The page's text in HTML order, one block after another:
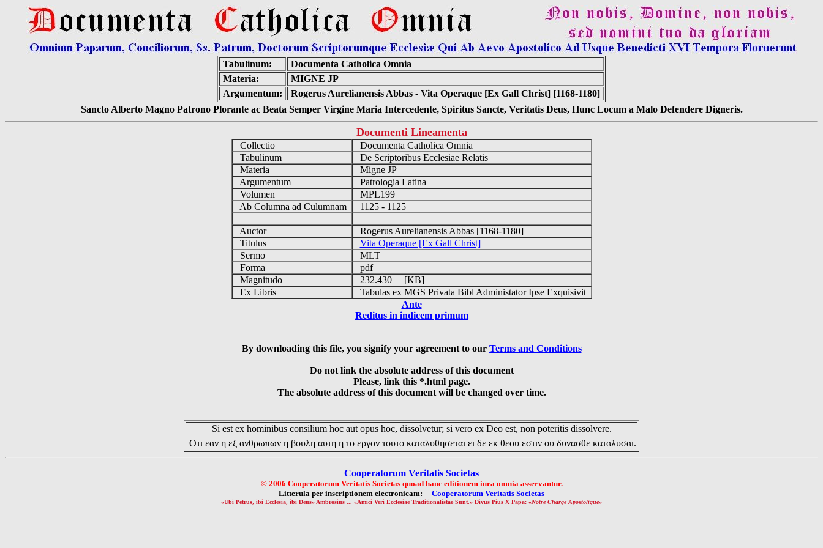
Tabulinum:
Documenta Catholica Omnia
Materia:
MIGNE JP
Argumentum:
Rogerus Aurelianensis Abbas - Vita Operaque [Ex Gall Christ] [1168-1180]
Sancto Alberto Magno Patrono Plorante ac Beata Semper Virgine Maria Intercedente, Spiritus Sancte, Veritatis Deus, Hunc Locum a Malo Defendere Digneris.
Documenti Lineamenta
Collectio
Documenta Catholica Omnia
Tabulinum
De Scriptoribus Ecclesiae Relatis
Materia
Migne JP
Argumentum
Patrologia Latina
Volumen
MPL199
Ab Columna ad Culumnam
1125 - 1125
Auctor
Rogerus Aurelianensis Abbas [1168-1180]
Titulus
Vita Operaque [Ex Gall Christ]
Sermo
MLT
Forma
pdf
Magnitudo
232.430 [KB]
Ex Libris
Tabulas ex MGS Privata Bibl Administator Ipse Exquisivit
Ante
Reditus in indicem primum
By downloading this file, you signify your agreement to our Terms and Conditions
Do not link the absolute address of this document
Please, link this *.html page.
The absolute address of this document will be changed over time.
Si est ex hominibus consilium hoc aut opus hoc, dissolvetur; si vero ex Deo est, non poteritis dissolvere.
Οτι εαν η εξ ανθρωπων η βουλη αυτη η το εργον τουτο καταλυθησεται ει δε εκ θεου εστιν ου δυνασθε καταλυσαι.
Cooperatorum Veritatis Societas
© 2006 Cooperatorum Veritatis Societas quoad hanc editionem iura omnia asservantur.
Litterula per inscriptionem electronicam: Cooperatorum Veritatis Societas
«Ubi Petrus, ibi Ecclesia, ibi Deus» Ambrosius ... «Amici Veri Ecclesiae Traditionalistae Sunt.» Divus Pius X Papa: «Notre Charge Apostolique»